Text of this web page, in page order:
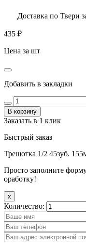
Доставка по Твери
435 ₽
Цена за шт
Добавить в закладки
В корзину
Заказать в 1 клик
Быстрый заказ
Трещотка 1/2 45зуб.
Просто заполните
оработку!
x
Количество: